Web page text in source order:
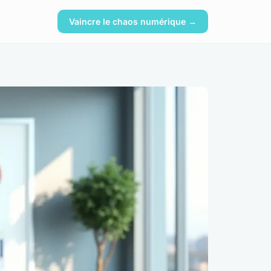
Vaincre le chaos numérique →